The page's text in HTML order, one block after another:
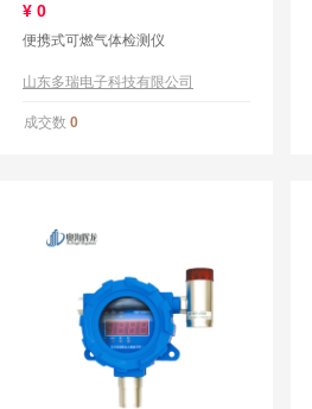
¥ 0
便携式可燃气体检测仪
山东多瑞电子科技有限公司
成交数 0